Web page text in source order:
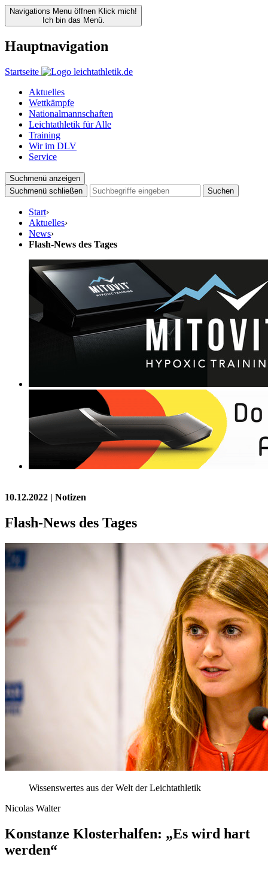
Navigations Menu öffnen Klick mich!
Ich bin das Menü.
Hauptnavigation
Startseite
Aktuelles
Wettkämpfe
Nationalmannschaften
Leichtathletik für Alle
Training
Wir im DLV
Service
Suchmenü anzeigen
Suchmenü schließen
Suchen
Start›
Aktuelles›
News›
Flash-News des Tages
10.12.2022 | Notizen
Flash-News des Tages
Wissenswertes aus der Welt der Leichtathletik
Nicolas Walter
Konstanze Klosterhalfen: „Es wird hart
werden“